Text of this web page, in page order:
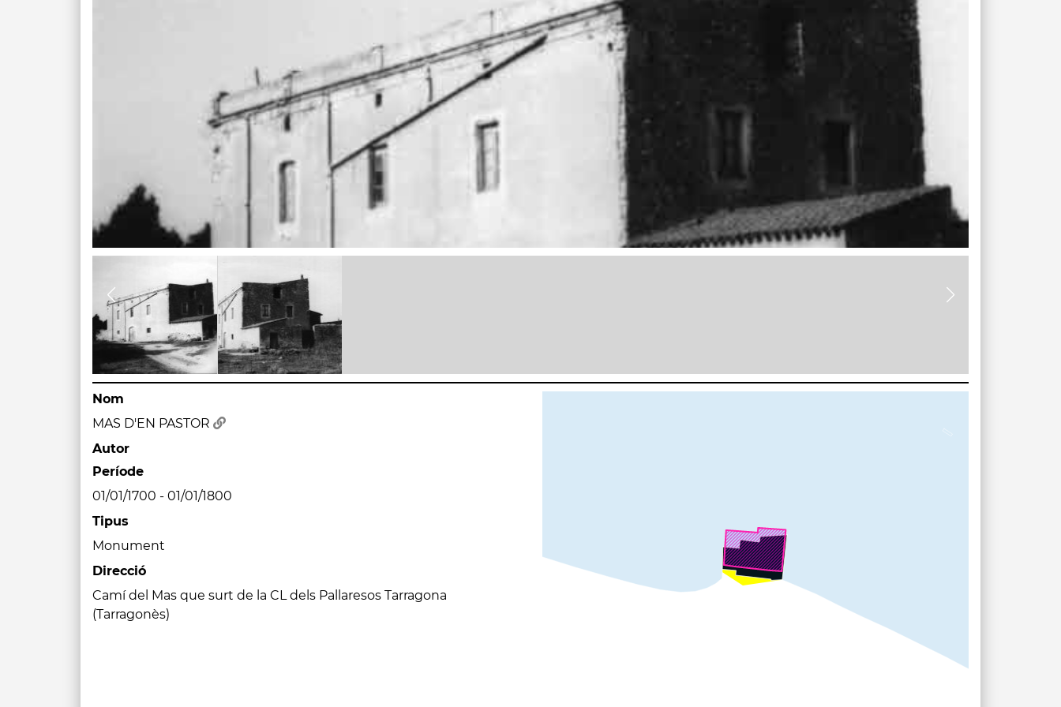
Nom
MAS D'EN PASTOR
Autor
Període
01/01/1700 - 01/01/1800
Tipus
Monument
Direcció
Camí del Mas que surt de la CL dels Pallaresos Tarragona
(Tarragonès)